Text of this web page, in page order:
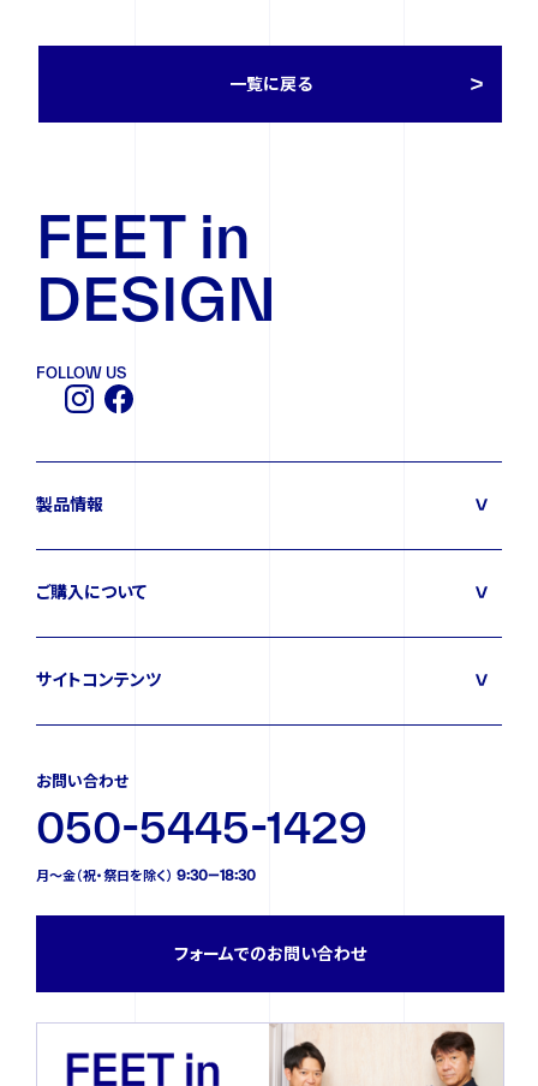
一覧に戻る
FEET in
DESIGN
FOLLOW US
製品情報
ご購入について
サイトコンテンツ
お問い合わせ
050-5445-1429
月〜金（祝・祭日を除く） 9:30—18:30
フォームでのお問い合わせ